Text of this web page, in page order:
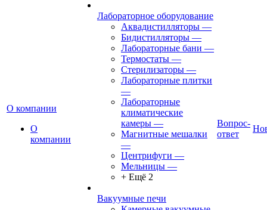
О компании
О
компании
Лабораторное оборудование
Аквадистилляторы —
Бидистилляторы —
Лабораторные бани —
Термостаты —
Стерилизаторы —
Лабораторные плитки
—
Лабораторные
климатические
камеры —
Магнитные мешалки
—
Центрифуги —
Мельницы —
+ Ещё 2
Вакуумные печи
Вопрос-
ответ